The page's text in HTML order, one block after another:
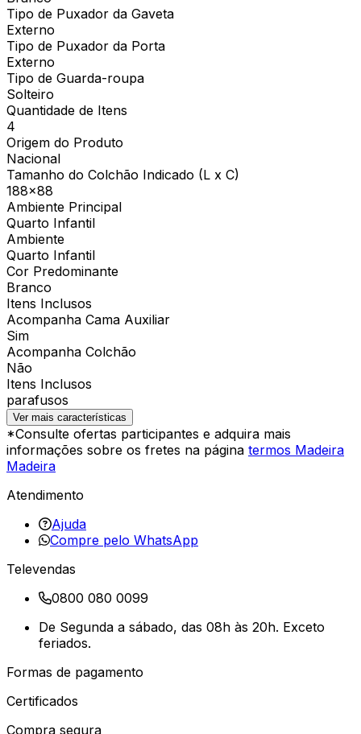
Tipo de Puxador da Gaveta
Externo
Tipo de Puxador da Porta
Externo
Tipo de Guarda-roupa
Solteiro
Quantidade de Itens
4
Origem do Produto
Nacional
Tamanho do Colchão Indicado (L x C)
188x88
Ambiente Principal
Quarto Infantil
Ambiente
Quarto Infantil
Cor Predominante
Branco
Itens Inclusos
Acompanha Cama Auxiliar
Sim
Acompanha Colchão
Não
Itens Inclusos
parafusos
Ver mais características
*Consulte ofertas participantes e adquira mais
informações sobre os fretes na página termos Madeira
Madeira
Atendimento
Ajuda
Compre pelo WhatsApp
Televendas
0800 080 0099
De Segunda a sábado, das 08h às 20h. Exceto
feriados.
Formas de pagamento
Certificados
Compra segura